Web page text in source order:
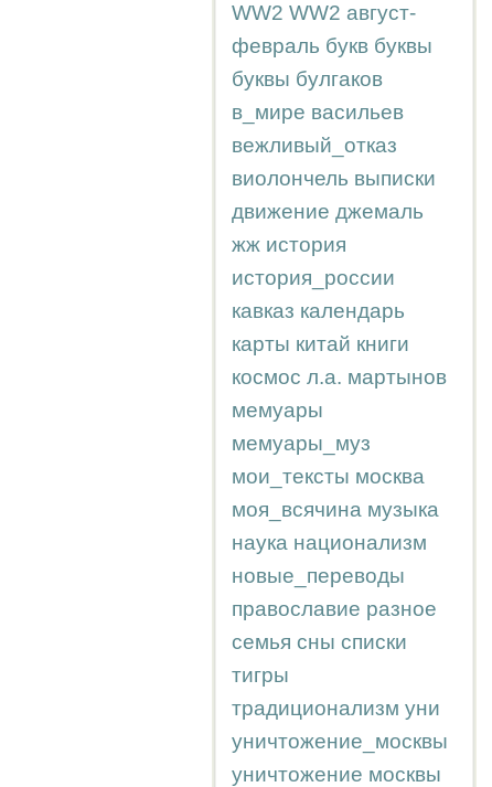
WW2 WW2 август-
февраль букв буквы
буквы булгаков
в_мире васильев
вежливый_отказ
виолончель выписки
движение джемаль
жж история
история_россии
кавказ календарь
карты китай книги
космос л.а. мартынов
мемуары
мемуары_муз
мои_тексты москва
моя_всячина музыка
наука национализм
новые_переводы
православие разное
семья сны списки
тигры
традиционализм уни
уничтожение_москвы
уничтожение москвы